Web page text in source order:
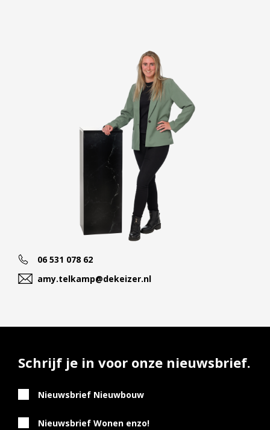
Vestiging Houten
Vestiging Vleuten-De Meern en Leidsche Rijn
Vestiging Utrecht
Vestiging Vianen
Inloggen MOVE
06 531 078 62
amy.telkamp@dekeizer.nl
Schrijf je in voor onze nieuwsbrief.
Nieuwsbrief Nieuwbouw
Nieuwsbrief Wonen enzo!